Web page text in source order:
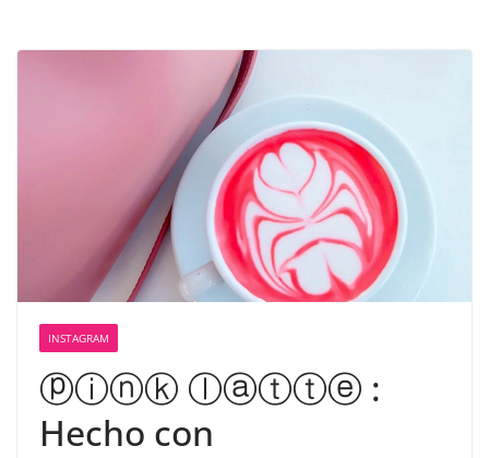
INSTAGRAM
ⓟⓘⓝⓚ ⓛⓐⓣⓣⓔ :
Hecho con